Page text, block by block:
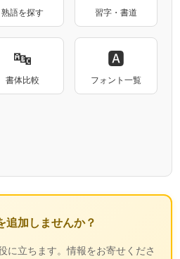
熟語を探す 習字・書道
🔤
書体比較
🅰
フォント一覧
追加しませんか？
に立ちます。情報をお寄せくださ